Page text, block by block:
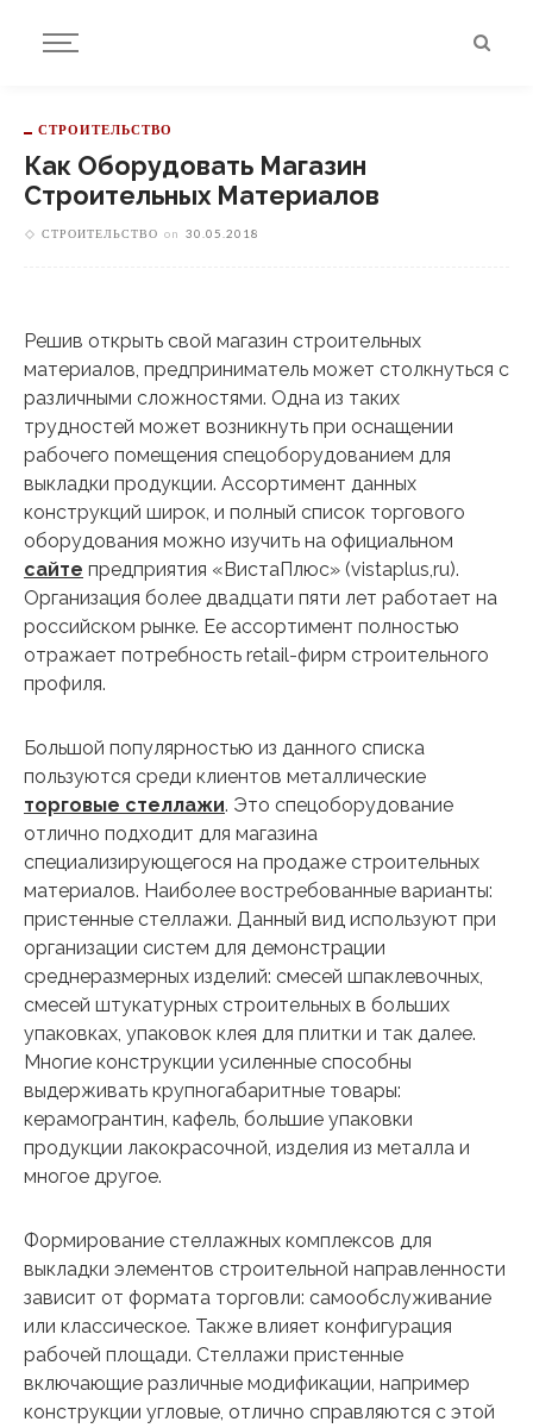
СТРОИТЕЛЬСТВО
Как Оборудовать Магазин
Строительных Материалов
СТРОИТЕЛЬСТВО on 30.05.2018
Решив открыть свой магазин строительных
материалов, предприниматель может столкнуться с
различными сложностями. Одна из таких
трудностей может возникнуть при оснащении
рабочего помещения спецоборудованием для
выкладки продукции. Ассортимент данных
конструкций широк, и полный список торгового
оборудования можно изучить на официальном
сайте предприятия «ВистаПлюс» (vistaplus,ru).
Организация более двадцати пяти лет работает на
российском рынке. Ее ассортимент полностью
отражает потребность retail-фирм строительного
профиля.
Большой популярностью из данного списка
пользуются среди клиентов металлические
торговые стеллажи. Это спецоборудование
отлично подходит для магазина
специализирующегося на продаже строительных
материалов. Наиболее востребованные варианты:
пристенные стеллажи. Данный вид используют при
организации систем для демонстрации
среднеразмерных изделий: смесей шпаклевочных,
смесей штукатурных строительных в больших
упаковках, упаковок клея для плитки и так далее.
Многие конструкции усиленные способны
выдерживать крупногабаритные товары:
керамогрантин, кафель, большие упаковки
продукции лакокрасочной, изделия из металла и
многое другое.
Формирование стеллажных комплексов для
выкладки элементов строительной направленности
зависит от формата торговли: самообслуживание
или классическое. Также влияет конфигурация
рабочей площади. Стеллажи пристенные
включающие различные модификации, например
конструкции угловые, отлично справляются с этой